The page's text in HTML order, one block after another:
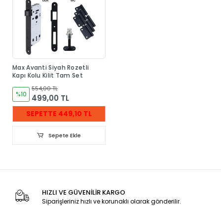
Max Avanti Siyah Rozetli
Kapı Kolu Kilit Tam Set
%10
554,00 TL
499,00 TL
SEPETTE 449,10 TL
Sepete Ekle
HIZLI VE GÜVENİLİR KARGO
Siparişleriniz hızlı ve korunaklı olarak gönderilir.